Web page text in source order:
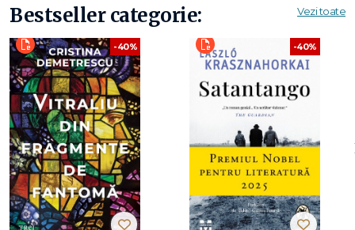
Bestseller categorie: Vezi toate
-40% -40%